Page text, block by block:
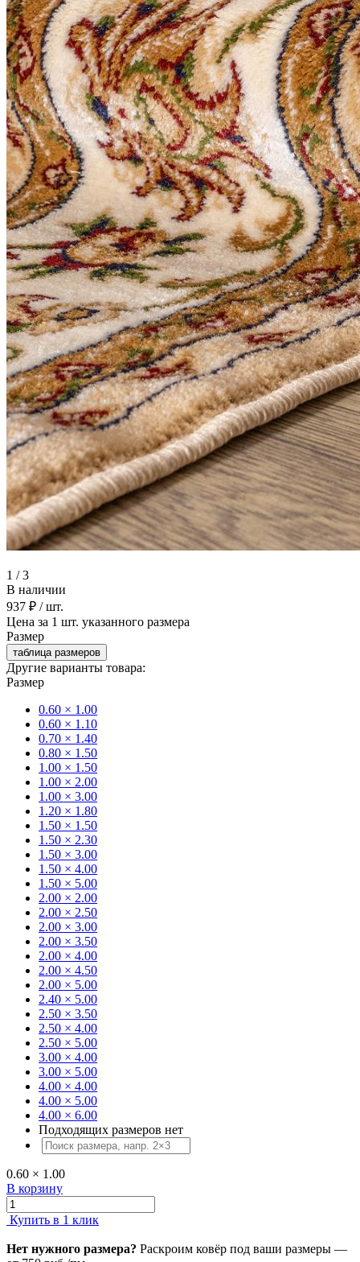
1 / 3
В наличии
937 ₽ / шт.
Цена за 1 шт. указанного размера
Размер
таблица размеров
Другие варианты товара:
Размер
0.60 × 1.00
0.60 × 1.10
0.70 × 1.40
0.80 × 1.50
1.00 × 1.50
1.00 × 2.00
1.00 × 3.00
1.20 × 1.80
1.50 × 1.50
1.50 × 2.30
1.50 × 3.00
1.50 × 4.00
1.50 × 5.00
2.00 × 2.00
2.00 × 2.50
2.00 × 3.00
2.00 × 3.50
2.00 × 4.00
2.00 × 4.50
2.00 × 5.00
2.40 × 5.00
2.50 × 3.50
2.50 × 4.00
2.50 × 5.00
3.00 × 4.00
3.00 × 5.00
4.00 × 4.00
4.00 × 5.00
4.00 × 6.00
Подходящих размеров нет
0.60 × 1.00
В корзину
Купить в 1 клик
Нет нужного размера? Раскроим ковёр под ваши размеры —